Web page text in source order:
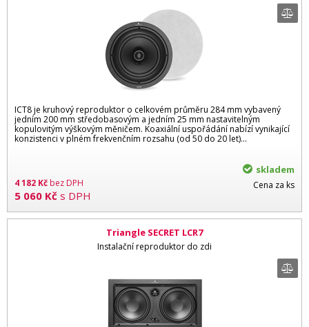
ICT8 je kruhový reproduktor o celkovém průměru 284 mm vybavený
jedním 200 mm středobasovým a jedním 25 mm nastavitelným
kopulovitým výškovým měničem. Koaxiální uspořádání nabízí vynikající
konzistenci v plném frekvenčním rozsahu (od 50 do 20 let)...
4 182 Kčbez DPH
5 060 Kč s DPH
skladem
Cena za ks
Triangle SECRET LCR7
Instalační reproduktor do zdi